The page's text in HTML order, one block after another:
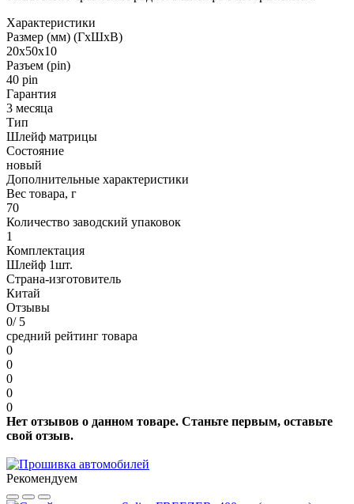
Характеристики
Размер (мм) (ГхШхВ)
20x50x10
Разъем (pin)
40 pin
Гарантия
3 месяца
Тип
Шлейф матрицы
Состояние
новый
Дополнительные характеристики
Вес товара, г
70
Количество заводский упаковок
1
Комплектация
Шлейф 1шт.
Страна-изготовитель
Китай
Отзывы
0/ 5
средний рейтинг товара
0
0
0
0
0
Нет отзывов о данном товаре. Станьте первым, оставьте
свой отзыв.
Рекомендуем